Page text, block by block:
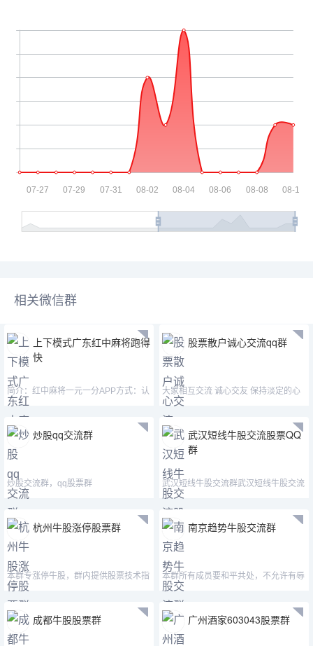
相关微信群
上下模式广东红中麻将跑得
快
简介：红中麻将一元一分APP方式：认
准微—mj33656—mimi15
股票散户诚心交流qq群
大家相互交流 诚心交友 保持淡定的心
态
炒股qq交流群
炒股交流群，qq股票群
武汉短线牛股交流股票QQ
群
武汉短线牛股交流群武汉短线牛股交流
群武汉短线牛股交
杭州牛股涨停股票群
本群专涨停牛股，群内提供股票技术指
导，股票解套指导，欢迎
南京趋势牛股交流群
本群所有成员要和平共处，不允许有辱
骂、讽刺群友的言辞
成都牛股股票群 广州酒家603043股票群